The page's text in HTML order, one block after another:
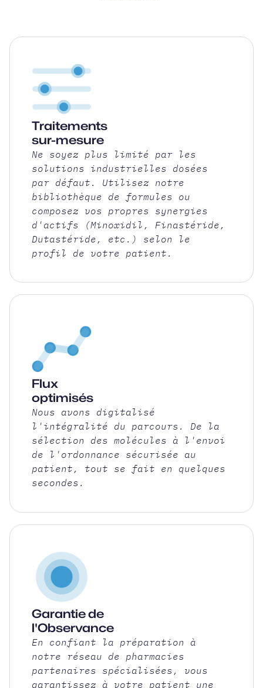
Traitements
sur-mesure
Ne soyez plus limité par les
solutions industrielles dosées
par défaut. Utilisez notre
bibliothèque de formules ou
composez vos propres synergies
d'actifs (Minoxidil, Finastéride,
Dutastéride, etc.) selon le
profil de votre patient.
Flux
optimisés
Nous avons digitalisé
l'intégralité du parcours. De la
sélection des molécules à l'envoi
de l'ordonnance sécurisée au
patient, tout se fait en quelques
secondes.
Garantie de
l'Observance
En confiant la préparation à
notre réseau de pharmacies
partenaires spécialisées, vous
garantissez à votre patient une